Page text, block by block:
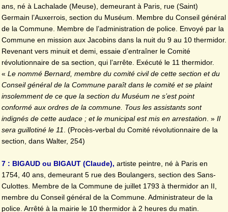
ans, né à Lachalade (Meuse), demeurant à Paris, rue (Saint)
Germain l’Auxerrois, section du Muséum. Membre du Conseil général
de la Commune. Membre de l’administration de police. Envoyé par la
Commune en mission aux Jacobins dans la nuit du 9 au 10 thermidor.
Revenant vers minuit et demi, essaie d’entraîner le Comité
révolutionnaire de sa section, qui l’arrête. Exécuté le 11 thermidor.
« Le nommé Bernard, membre du comité civil de cette section et du
Conseil général de la Commune paraît dans le comité et se plaint
insolemment de ce que la section du Muséum ne s’est point
conformé aux ordres de la commune. Tous les assistants sont
indignés de cette audace ; et le municipal est mis en arrestation. » Il
sera guillotiné le 11. (Procès-verbal du Comité révolutionnaire de la
section, dans Walter, 254)
7 : BIGAUD ou BIGAUT (Claude), artiste peintre, né à Paris en
1754, 40 ans, demeurant 5 rue des Boulangers, section des Sans-
Culottes. Membre de la Commune de juillet 1793 à thermidor an II,
membre du Conseil général de la Commune. Administrateur de la
police. Arrêté à la mairie le 10 thermidor à 2 heures du matin.